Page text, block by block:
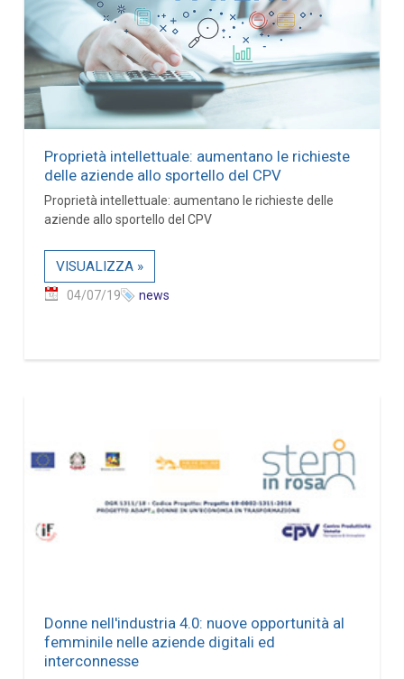
Proprietà intellettuale: aumentano le richieste
delle aziende allo sportello del CPV
Proprietà intellettuale: aumentano le richieste delle
aziende allo sportello del CPV
VISUALIZZA »
04/07/19 news
Donne nell'industria 4.0: nuove opportunità al
femminile nelle aziende digitali ed
interconnesse